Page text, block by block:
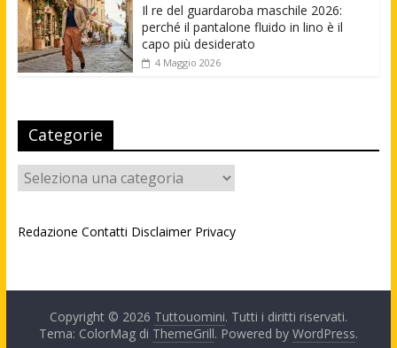
Il re del guardaroba maschile 2026:
perché il pantalone fluido in lino è il
capo più desiderato
4 Maggio 2026
Categorie
Categorie
Redazione Contatti Disclaimer Privacy
Copyright © 2026 Tuttouomini. Tutti i diritti riservati.
Tema: ColorMag di ThemeGrill. Powered by WordPress.